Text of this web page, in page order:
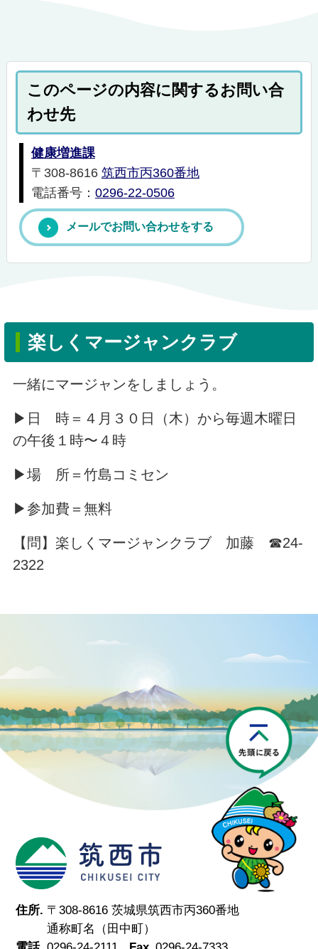
このページの内容に関するお問い合
わせ先
健康増進課
〒308-8616 筑西市丙360番地
電話番号： 0296-22-0506
メールでお問い合わせをする
楽しくマージャンクラブ
一緒にマージャンをしましょう。
▶日 時＝４月３０日（木）から毎週木曜日
の午後１時〜４時
▶場 所＝竹島コミセン
▶参加費＝無料
【問】楽しくマージャンクラブ 加藤 ☎24-
2322
筑西市
住所. 〒308-8616 茨城県筑西市丙360番地
通称町名（田中町）